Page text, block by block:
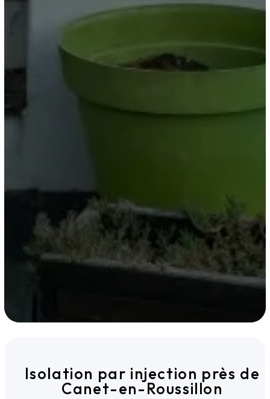
Isolation par injection près de
Canet-en-Roussillon